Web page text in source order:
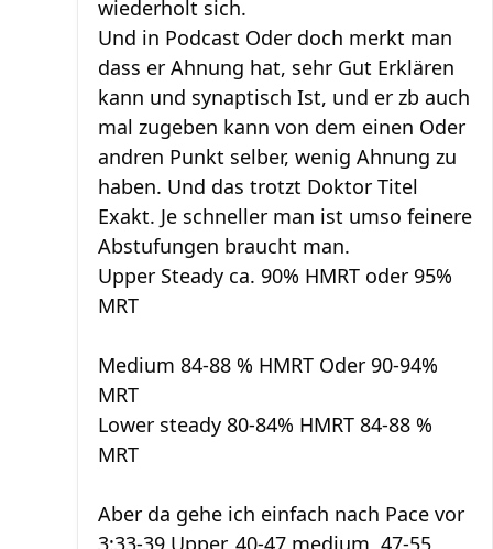
wiederholt sich.
Und in Podcast Oder doch merkt man
dass er Ahnung hat, sehr Gut Erklären
kann und synaptisch Ist, und er zb auch
mal zugeben kann von dem einen Oder
andren Punkt selber, wenig Ahnung zu
haben. Und das trotzt Doktor Titel
Exakt. Je schneller man ist umso feinere
Abstufungen braucht man.
Upper Steady ca. 90% HMRT oder 95%
MRT
Medium 84-88 % HMRT Oder 90-94%
MRT
Lower steady 80-84% HMRT 84-88 %
MRT
Aber da gehe ich einfach nach Pace vor
3:33-39 Upper, 40-47 medium, 47-55